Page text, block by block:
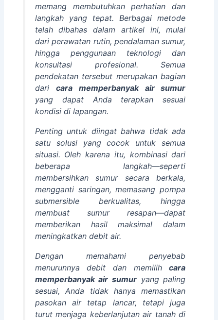
memang membutuhkan perhatian dan
langkah yang tepat. Berbagai metode
telah dibahas dalam artikel ini, mulai
dari perawatan rutin, pendalaman sumur,
hingga penggunaan teknologi dan
konsultasi profesional. Semua
pendekatan tersebut merupakan bagian
dari cara memperbanyak air sumur
yang dapat Anda terapkan sesuai
kondisi di lapangan.
Penting untuk diingat bahwa tidak ada
satu solusi yang cocok untuk semua
situasi. Oleh karena itu, kombinasi dari
beberapa langkah—seperti
membersihkan sumur secara berkala,
mengganti saringan, memasang pompa
submersible berkualitas, hingga
membuat sumur resapan—dapat
memberikan hasil maksimal dalam
meningkatkan debit air.
Dengan memahami penyebab
menurunnya debit dan memilihcara
memperbanyak air sumur yang paling
sesuai, Anda tidak hanya memastikan
pasokan air tetap lancar, tetapi juga
turut menjaga keberlanjutan air tanah di